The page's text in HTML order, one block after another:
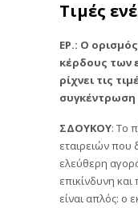
Τιμές
ΕΡ.: Ο
κέρδους των
ρίχνει τις
ΣΔΟΥΚΟΥ: Το
εταιρειών που
ελεύθερη
επικίνδυνη
είναι απλός: ο